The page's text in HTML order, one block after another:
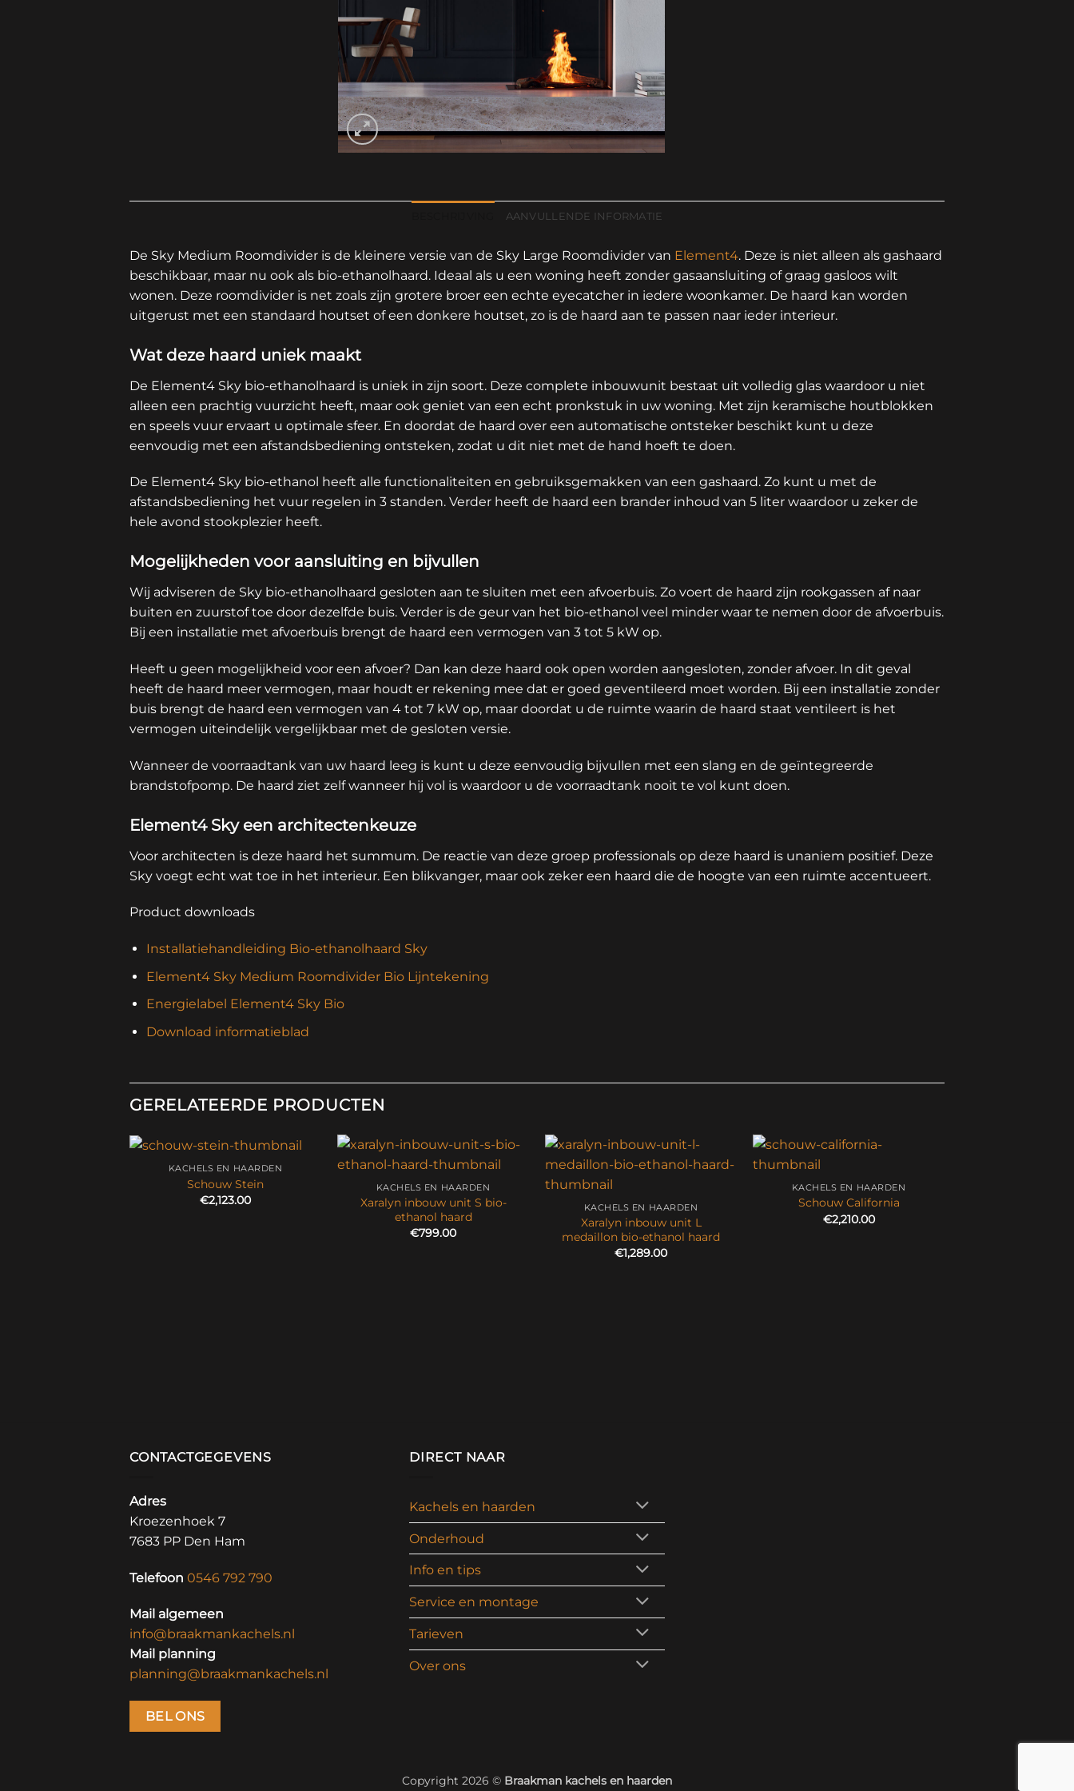
AANVULLENDE INFORMATIE
De Sky Medium Roomdivider is de kleinere versie van de Sky Large Roomdivider van Element4. Deze is niet alleen als gashaard
beschikbaar, maar nu ook als bio-ethanolhaard. Ideaal als u een woning heeft zonder gasaansluiting of graag gasloos wilt
wonen. Deze roomdivider is net zoals zijn grotere broer een echte eyecatcher in iedere woonkamer. De haard kan worden
uitgerust met een standaard houtset of een donkere houtset, zo is de haard aan te passen naar ieder interieur.
Wat deze haard uniek maakt
De Element4 Sky bio-ethanolhaard is uniek in zijn soort. Deze complete inbouwunit bestaat uit volledig glas waardoor u niet
alleen een prachtig vuurzicht heeft, maar ook geniet van een echt pronkstuk in uw woning. Met zijn keramische houtblokken
en speels vuur ervaart u optimale sfeer. En doordat de haard over een automatische ontsteker beschikt kunt u deze
eenvoudig met een afstandsbediening ontsteken, zodat u dit niet met de hand hoeft te doen.
De Element4 Sky bio-ethanol heeft alle functionaliteiten en gebruiksgemakken van een gashaard. Zo kunt u met de
afstandsbediening het vuur regelen in 3 standen. Verder heeft de haard een brander inhoud van 5 liter waardoor u zeker de
hele avond stookplezier heeft.
Mogelijkheden voor aansluiting en bijvullen
Wij adviseren de Sky bio-ethanolhaard gesloten aan te sluiten met een afvoerbuis. Zo voert de haard zijn rookgassen af naar
buiten en zuurstof toe door dezelfde buis. Verder is de geur van het bio-ethanol veel minder waar te nemen door de afvoerbuis.
Bij een installatie met afvoerbuis brengt de haard een vermogen van 3 tot 5 kW op.
Heeft u geen mogelijkheid voor een afvoer? Dan kan deze haard ook open worden aangesloten, zonder afvoer. In dit geval
heeft de haard meer vermogen, maar houdt er rekening mee dat er goed geventileerd moet worden. Bij een installatie zonder
buis brengt de haard een vermogen van 4 tot 7 kW op, maar doordat u de ruimte waarin de haard staat ventileert is het
vermogen uiteindelijk vergelijkbaar met de gesloten versie.
Wanneer de voorraadtank van uw haard leeg is kunt u deze eenvoudig bijvullen met een slang en de geïntegreerde
brandstofpomp. De haard ziet zelf wanneer hij vol is waardoor u de voorraadtank nooit te vol kunt doen.
Element4 Sky een architectenkeuze
Voor architecten is deze haard het summum. De reactie van deze groep professionals op deze haard is unaniem positief. Deze
Sky voegt echt wat toe in het interieur. Een blikvanger, maar ook zeker een haard die de hoogte van een ruimte accentueert.
Product downloads
Installatiehandleiding Bio-ethanolhaard Sky
Element4 Sky Medium Roomdivider Bio Lijntekening
Energielabel Element4 Sky Bio
Download informatieblad
GERELATEERDE PRODUCTEN
KACHELS EN HAARDEN
Schouw Stein
€2,123.00
KACHELS EN HAARDEN
Xaralyn inbouw unit S bio-
ethanol haard
€799.00
KACHELS EN HAARDEN
Xaralyn inbouw unit L
medaillon bio-ethanol haard
€1,289.00
KACHELS EN HAARDEN
Schouw California
€2,210.00
CONTACTGEGEVENS
Adres
Kroezenhoek 7
7683 PP Den Ham
Telefoon 0546 792 790
Mail algemeen
info@braakmankachels.nl
Mail planning
planning@braakmankachels.nl
BEL ONS
DIRECT NAAR
Kachels en haarden
Onderhoud
Info en tips
Service en montage
Tarieven
Over ons
Copyright 2026 © Braakman kachels en haarden